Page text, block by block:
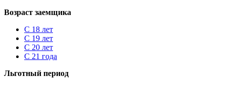
Возраст заемщика
С 18 лет
С 19 лет
С 20 лет
С 21 года
Льготный период